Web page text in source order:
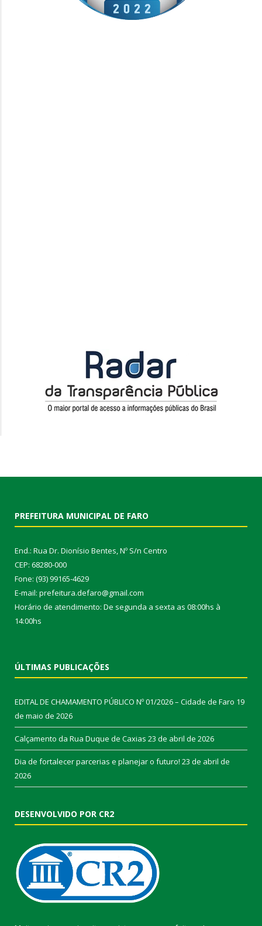
PREFEITURA MUNICIPAL DE FARO
End.: Rua Dr. Dionísio Bentes, Nº S/n Centro
CEP: 68280-000
Fone: (93) 99165-4629
E-mail: prefeitura.defaro@gmail.com
Horário de atendimento: De segunda a sexta as 08:00hs à
14:00hs
ÚLTIMAS PUBLICAÇÕES
EDITAL DE CHAMAMENTO PÚBLICO Nº 01/2026 – Cidade de Faro 19
de maio de 2026
Calçamento da Rua Duque de Caxias 23 de abril de 2026
Dia de fortalecer parcerias e planejar o futuro! 23 de abril de
2026
DESENVOLVIDO POR CR2